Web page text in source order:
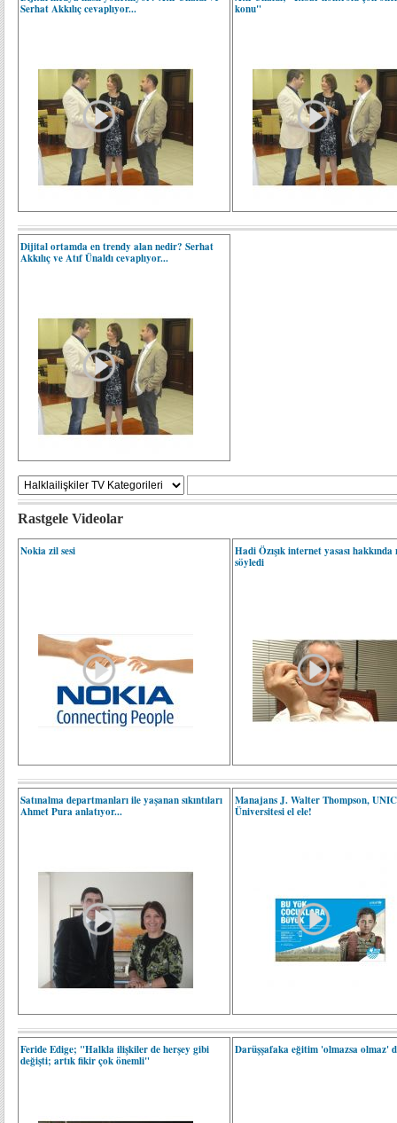
Serhat Akkılıç cevaplıyor...
konu"
Dijital ortamda en trendy alan nedir? Serhat
Akkılıç ve Atıf Ünaldı cevaplıyor...
Rastgele Videolar
Nokia zil sesi
Hadi Özışık internet yasası hakkında
söyledi
Satınalma departmanları ile yaşanan sıkıntıları
Ahmet Pura anlatıyor...
Manajans J. Walter Thompson,
Üniversitesi el ele!
Feride Edige; "Halkla ilişkiler de herşey gibi
değişti; artık fikir çok önemli"
Darüşşafaka eğitim 'olmazsa olmaz'